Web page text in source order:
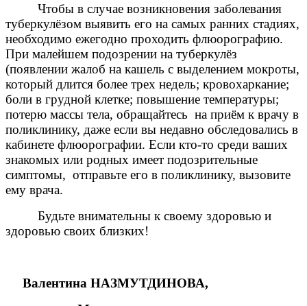
Чтобы в случае возникновения заболевания
туберкулёзом выявить его на самых ранних стадиях,
необходимо ежегодно проходить флюорографию.
При малейшем подозрении на туберкулёз
(появлении жалоб на кашель с выделением мокроты,
который длится более трех недель; кровохаркание;
боли в грудной клетке; повышение температуры;
потерю массы тела, обращайтесь на приём к врачу в
поликлинику, даже если вы недавно обследовались в
кабинете флюорографии. Если кто-то среди ваших
знакомых или родных имеет подозрительные
симптомы, отправьте его в поликлинику, вызовите
ему врача.
Будьте внимательны к своему здоровью и
здоровью своих близких!
Валентина НАЗМУТДИНОВА,